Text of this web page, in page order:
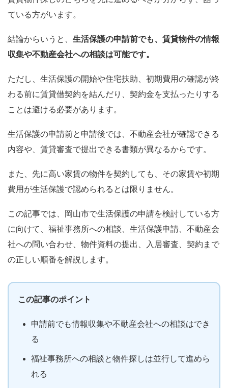
ている方がいます。
結論からいうと、 生活保護の申請前でも、賃貸物件の情報
収集や不動産会社への相談は可能です。
ただし、生活保護の開始や住宅扶助、初期費用の確認が終
わる前に賃貸借契約を結んだり、契約金を支払ったりする
ことは避ける必要があります。
生活保護の申請前と申請後では、不動産会社が確認できる
内容や、賃貸審査で提出できる書類が異なるからです。
また、先に高い家賃の物件を契約しても、その家賃や初期
費用が生活保護で認められるとは限りません。
この記事では、岡山市で生活保護の申請を検討している方
に向けて、福祉事務所への相談、生活保護申請、不動産会
社への問い合わせ、物件資料の提出、入居審査、契約まで
の正しい順番を解説します。
この記事のポイント
申請前でも情報収集や不動産会社への相談はでき
る
福祉事務所への相談と物件探しは並行して進めら
れる